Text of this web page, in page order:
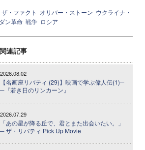
ザ・ファクト オリバー・ストーン ウクライナ・
ン革命 戦争 ロシア
連記事
2026.08.02
【名画座リバティ (29)】映画で学ぶ偉人伝(1)─
─『若き日のリンカーン』
2026.07.29
「あの星が降る丘で、君とまた出会いたい。」
─ ザ・リバティ Pick Up Movie